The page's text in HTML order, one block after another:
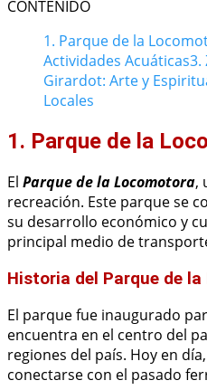
CONTENIDO
1. Parque de la
Actividades Acuáticas3.
Girardot: Arte y
Locales
1. Parque de la
El Parque de la Locomotora,
recreación. Este parque se
su desarrollo económico y
principal medio de
Historia del Parque de
El parque fue inaugurado
encuentra en el centro del
regiones del país. Hoy en
conectarse con el pasado